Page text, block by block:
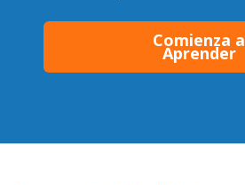
Comienza a
Aprender